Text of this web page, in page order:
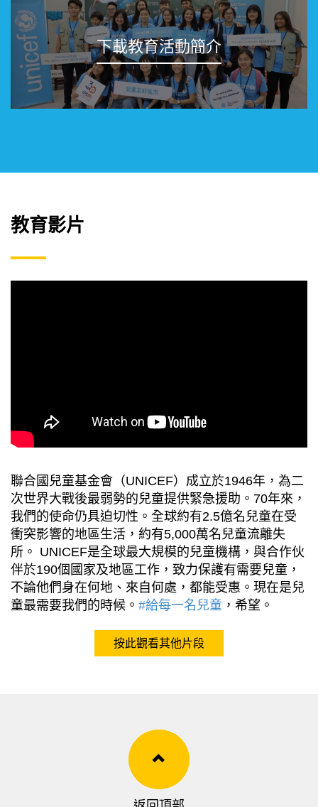
下載教育活動簡介
教育影片
聯合國兒童基金會（UNICEF）成立於1946年，為二
次世界大戰後最弱勢的兒童提供緊急援助。70年來，
我們的使命仍具迫切性。全球約有2.5億名兒童在受
衝突影響的地區生活，約有5,000萬名兒童流離失
所。 UNICEF是全球最大規模的兒童機構，與合作伙
伴於190個國家及地區工作，致力保護有需要兒童，
不論他們身在何地、來自何處，都能受惠。現在是兒
童最需要我們的時候。 #給每一名兒童 ，希望。
按此觀看其他片段